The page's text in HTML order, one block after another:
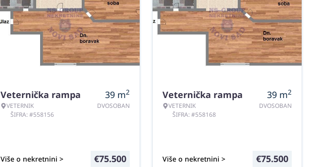
Veternička rampa
VETERNIK
ŠIFRA: #558156
39 m2
DVOSOBAN
Više o nekretnini > €75.500
Veternička rampa
VETERNIK
ŠIFRA: #558168
39 m2
DVOSOBAN
Više o nekretnini > €75.500